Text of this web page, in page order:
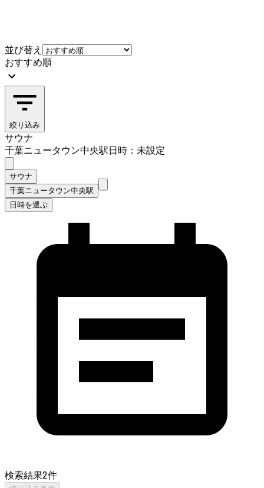
並び替え
おすすめ順
絞り込み
サウナ
千葉ニュータウン中央駅日時：未設定
サウナ
千葉ニュータウン中央駅
日時を選ぶ
検索結果2件